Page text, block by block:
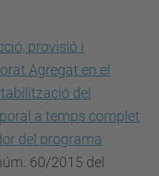
provisió i
Agregat en el
del
a temps complet
del programa
60/2015 del